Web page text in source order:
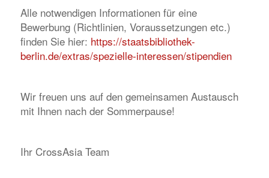
Alle notwendigen Informationen für eine
Bewerbung (Richtlinien, Voraussetzungen etc.)
finden Sie hier: https://staatsbibliothek-
berlin.de/extras/spezielle-interessen/stipendien
Wir freuen uns auf den gemeinsamen Austausch
mit Ihnen nach der Sommerpause!
Ihr CrossAsia Team